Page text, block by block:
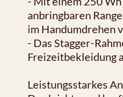
anbringbaren
im Handumdrehen
- Das Stagger-
Freizeitbekleidung
Leistungsstarkes